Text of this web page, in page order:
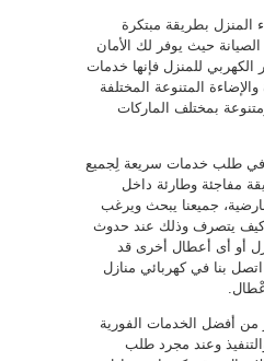
المنزل بطريقة مبتكرة
حيث يوفر لك الأمان
الكهربي للمنزل فإنها خدمات
المتنوعة المختلفة
بمختلف الماركات
طلب خدمات سريعة لِجميع
مفاجئة وطارئة داخل
جميعنا يبحث ويرغب
كيف يتصرف وذلك عند حدوث
أو أى أعطال أخرى قد
بنا في كهربائي منازل
من أفضل الخدمات الفورية
وعند مجرد طلب